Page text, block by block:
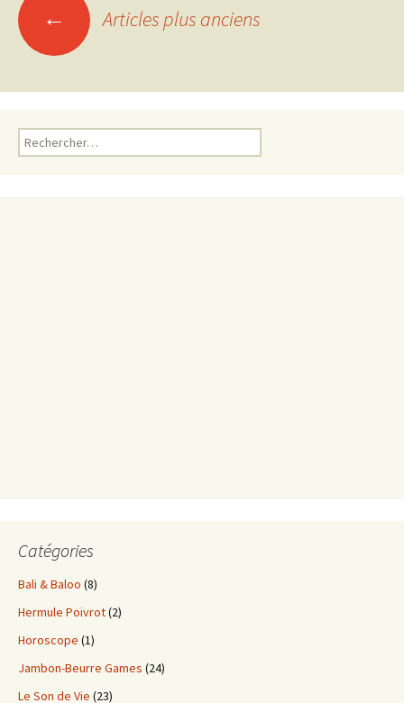
Navigation
des
articles
← Articles plus anciens
Rechercher :
Catégories
Bali & Baloo (8)
Hermule Poivrot(2)
Horoscope (1)
Jambon-Beurre Games (24)
Le Son de Vie (23)